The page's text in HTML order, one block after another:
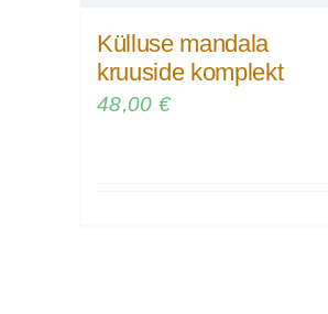
Külluse mandala
kruuside komplekt
48,00 €